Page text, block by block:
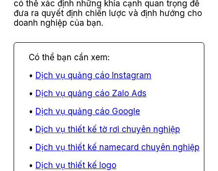
có thể xác định những khía cạnh quan trọng để
đưa ra quyết định chiến lược và định hướng cho
doanh nghiệp của bạn.
Dịch vụ quảng cáo Instagram
Dịch vụ quảng cáo Zalo Ads
Dịch vụ quảng cáo Google
Dịch vụ thiết kế tờ rơi chuyên nghiệp
Dịch vụ thiết kế namecard chuyên nghiệp
Dịch vụ thiết kế logo